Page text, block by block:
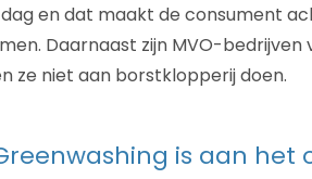
en dat maakt de consument
Daarnaast zijn MVO-bedrijven
ze niet aan borstklopperij doen.
is aan